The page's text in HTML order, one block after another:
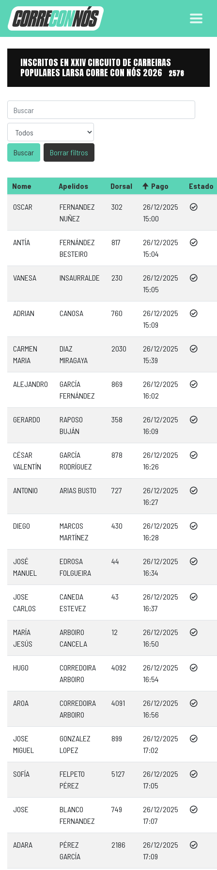
INSCRITOS EN XXIV CIRCUITO DE CARREIRAS
POPULARES LARSA CORRE CON NÓS 2026 2578
Sexo
Borrar filtros
Nome Apelidos Dorsal Pago Estado
OSCAR
FERNANDEZ
NUÑEZ
302
26/12/2025
15:00
ANTÍA
FERNÁNDEZ
BESTEIRO
817
26/12/2025
15:04
VANESA INSAURRALDE 230
26/12/2025
15:05
ADRIAN CANOSA 760
26/12/2025
15:09
CARMEN
MARIA
DIAZ
MIRAGAYA
2030
26/12/2025
15:39
ALEJANDRO
GARCÍA
FERNÁNDEZ
869
26/12/2025
16:02
GERARDO
RAPOSO
BUJÁN
358
26/12/2025
16:09
CÉSAR
VALENTÍN
GARCÍA
RODRÍGUEZ
878
26/12/2025
16:26
ANTONIO ARIAS BUSTO 727
26/12/2025
16:27
DIEGO
MARCOS
MARTÍNEZ
430
26/12/2025
16:28
JOSÉ
MANUEL
EDROSA
FOLGUEIRA
44
26/12/2025
16:34
JOSE
CARLOS
CANEDA
ESTEVEZ
43
26/12/2025
16:37
MARÍA
JESÚS
ARBOIRO
CANCELA
12
26/12/2025
16:50
HUGO
CORREDOIRA
ARBOIRO
4092
26/12/2025
16:54
AROA
CORREDOIRA
ARBOIRO
4091
26/12/2025
16:56
JOSE
MIGUEL
GONZALEZ
LOPEZ
899
26/12/2025
17:02
SOFÍA
FELPETO
PÉREZ
5127
26/12/2025
17:05
JOSE
BLANCO
FERNANDEZ
749
26/12/2025
17:07
ADARA
PÉREZ
GARCÍA
2186
26/12/2025
17:09